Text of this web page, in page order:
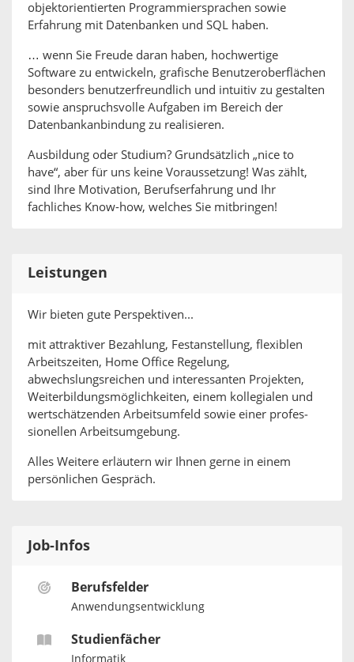
objektorientierten Programmiersprachen sowie
Erfahrung mit Datenbanken und SQL haben.
… wenn Sie Freude daran haben, hochwertige
Software zu entwickeln, grafische Benutzeroberflächen
besonders benutzerfreundlich und intuitiv zu gestalten
sowie anspruchsvolle Aufgaben im Bereich der
Datenbankanbindung zu realisieren.
Ausbildung oder Studium? Grundsätzlich „nice to
have“, aber für uns keine Voraussetzung! Was zählt,
sind Ihre Motivation, Berufserfahrung und Ihr
fachliches Know-how, welches Sie mitbringen!
Leistungen
Wir bieten gute Perspektiven...
mit attraktiver Bezahlung, Festanstellung, flexiblen
Arbeitszeiten, Home Office Regelung,
abwechslungsreichen und interessanten Projekten,
Weiterbildungsmöglichkeiten, einem kolle­gialen und
wert­schätzen­den Arbeits­umfeld sowie einer profes­
sionellen Arbeits­umgebung.
Alles Weitere erläutern wir Ihnen gerne in einem
persön­lichen Gespräch.
Job-Infos
Berufsfelder
Anwendungsentwicklung
Studienfächer
Informatik